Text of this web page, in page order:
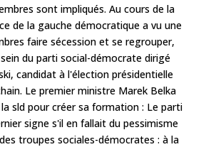
sont impliqués. Au cours de la
de la gauche démocratique a vu une
faire sécession et se regrouper,
du parti social-démocrate dirigé
candidat à l'élection présidentielle
Le premier ministre Marek Belka
sld pour créer sa formation : Le parti
signe s'il en fallait du pessimisme
troupes sociales-démocrates : à la